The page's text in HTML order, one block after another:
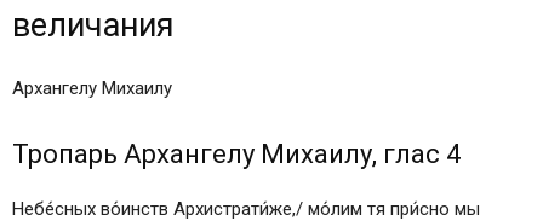
величания
Архангелу Михаилу
Тропарь Архангелу Михаилу, глас 4
Небе́сных во́инств Архистрати́же,/ мо́лим тя при́сно мы